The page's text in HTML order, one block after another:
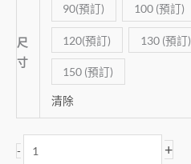
尺
寸
90(預訂) 100 (預訂)
120(預訂) 130 (預訂)
150 (預訂)
清除
- +